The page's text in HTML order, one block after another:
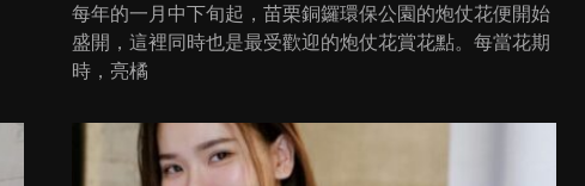
每年的一月中下旬起，苗栗銅鑼環保公園的炮仗花便開始
盛開，這裡同時也是最受歡迎的炮仗花賞花點。每當花期
時，亮橘